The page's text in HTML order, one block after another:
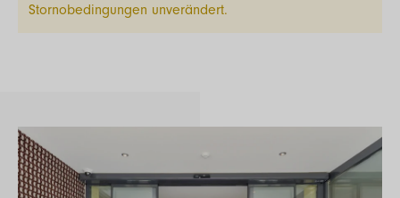
Stornobedingungen unverändert.